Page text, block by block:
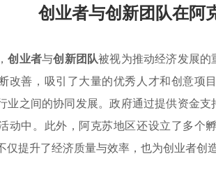
创业者与创新团队在阿
创业者与创新团队被视为推动经济发展
改善，吸引了大量的优秀人才和创意项
业之间的协同发展。政府通过提供资金
动中。此外，阿克苏地区还设立了多个
仅提升了经济质量与效率，也为创业者创